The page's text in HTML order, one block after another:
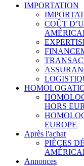
IMPORTATION
COÛT
HORS
EUROPE
Après l'achat
PIÈCES
Annonces